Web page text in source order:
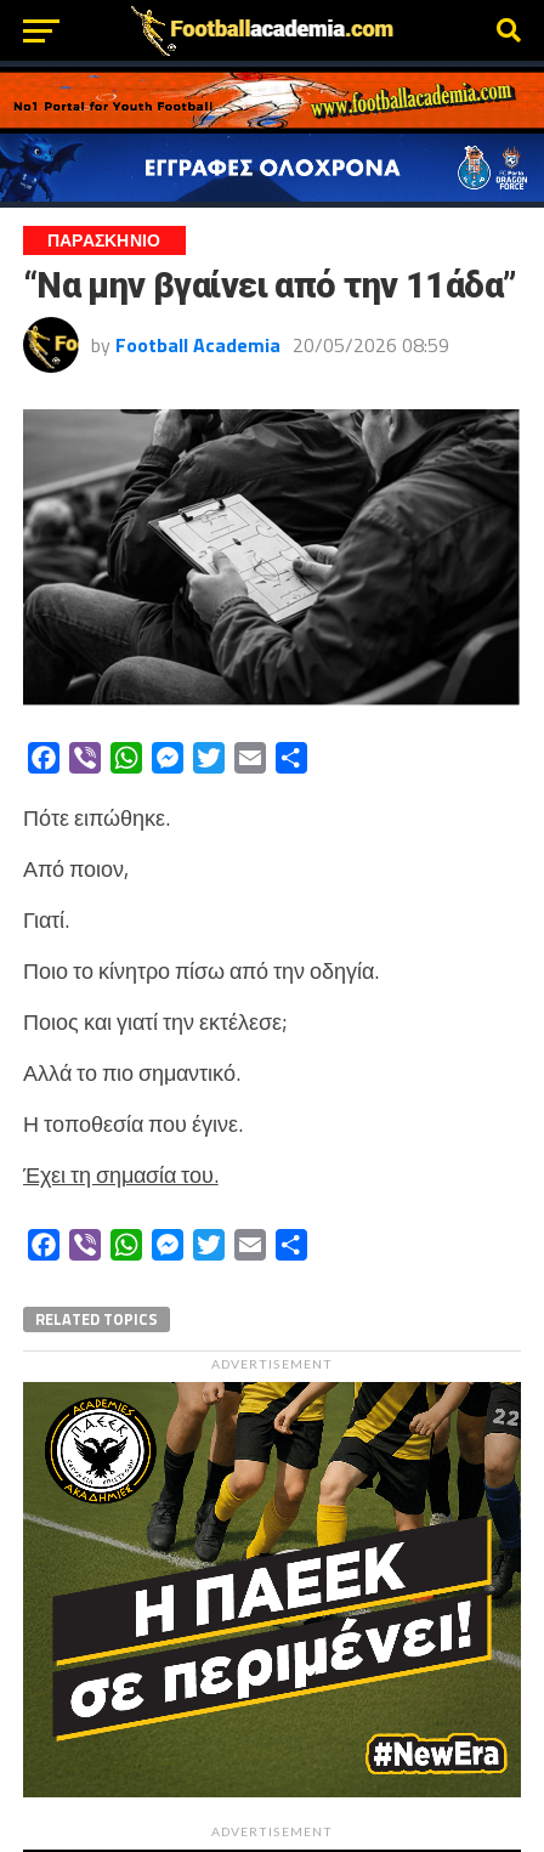
ΠΑΡΑΣΚΉΝΙΟ
“Να μην βγαίνει από την 11άδα”
by Football Academia 20/05/2026 08:59
Facebook
Viber WhatsAppMessengerTwitterEmail
Πότε ειπώθηκε.
Από ποιον,
Γιατί.
Ποιο το κίνητρο πίσω από την οδηγία.
Ποιος και γιατί την εκτέλεσε;
Αλλά το πιο σημαντικό.
Η τοποθεσία που έγινε.
Έχει τη σημασία του.
Facebook
Viber WhatsAppMessengerTwitterEmail
RELATED TOPICS
ADVERTISEMENT
ADVERTISEMENT